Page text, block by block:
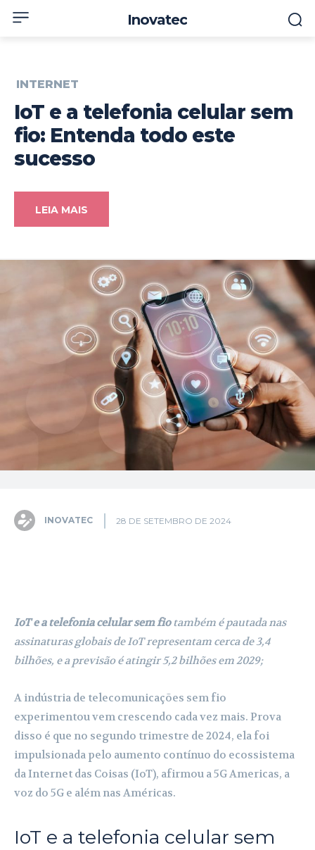
Inovatec
INTERNET
IoT e a telefonia celular sem
fio: Entenda todo este
sucesso
LEIA MAIS
INOVATEC 28 DE SETEMBRO DE 2024
IoT e a telefonia celular sem fiotambém é pautada nas
assinaturas globais de IoT representam cerca de 3,4
bilhões, e a previsão é atingir 5,2 bilhões em 2029;
A indústria de telecomunicações sem fio
experimentou vem crescendo cada vez mais. Prova
disso é que no segundo trimestre de 2024, ela foi
impulsionada pelo aumento contínuo do ecossistema
da Internet das Coisas (IoT), afirmou a 5G Americas, a
voz do 5G e além nas Américas.
IoT e a telefonia celular sem